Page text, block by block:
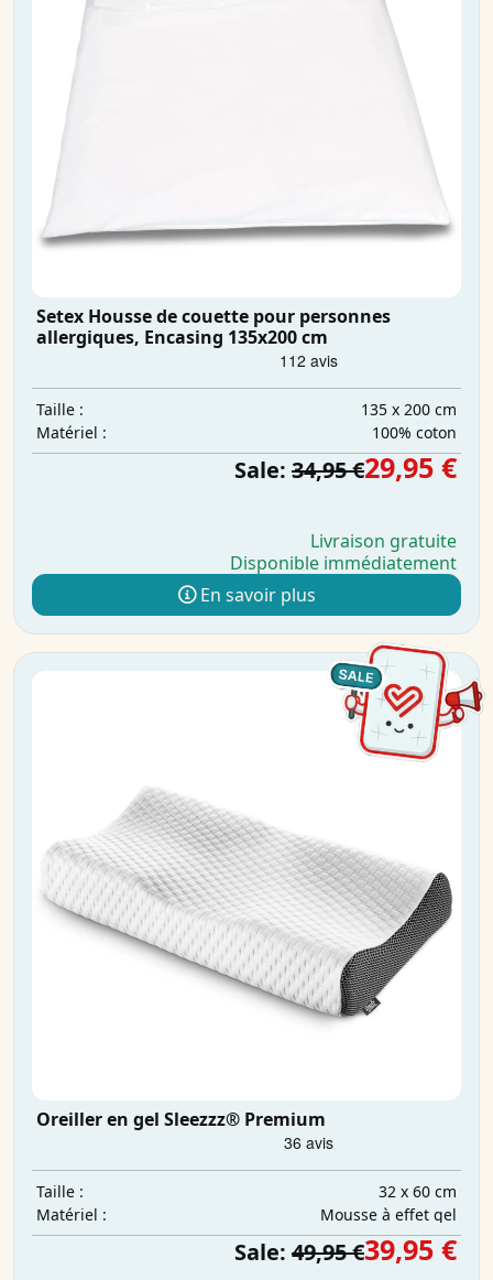
Setex Housse de couette pour personnes
allergiques, Encasing 135x200 cm
Taille :
135 x 200 cm
Matériel :
100% coton
Sale: 34,95 €29,95 €
Livraison gratuite
Disponible immédiatement
En savoir plus
Oreiller en gel Sleezzz® Premium
Taille :
32 x 60 cm
Matériel :
Mousse à effet gel
Sale: 49,95 €39,95 €